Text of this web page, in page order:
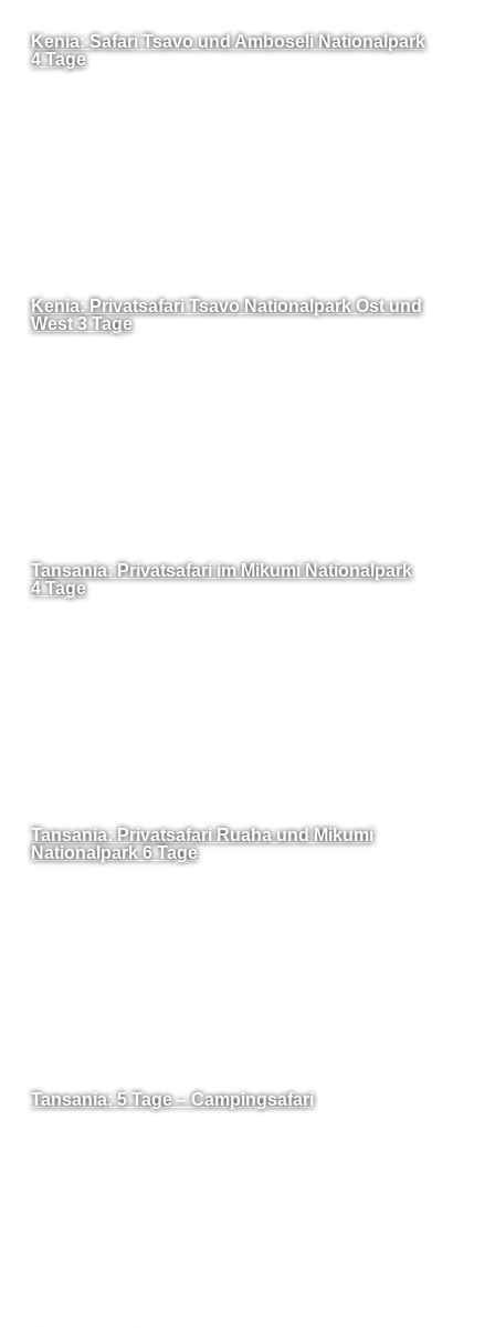
Kenia: Safari Tsavo und Amboseli Nationalpark
4 Tage
Kenia: Privatsafari Tsavo Nationalpark Ost und
West 3 Tage
Tansania: Privatsafari im Mikumi Nationalpark
4 Tage
Tansania: Privatsafari Ruaha und Mikumi
Nationalpark 6 Tage
Tansania: 5 Tage – Campingsafari